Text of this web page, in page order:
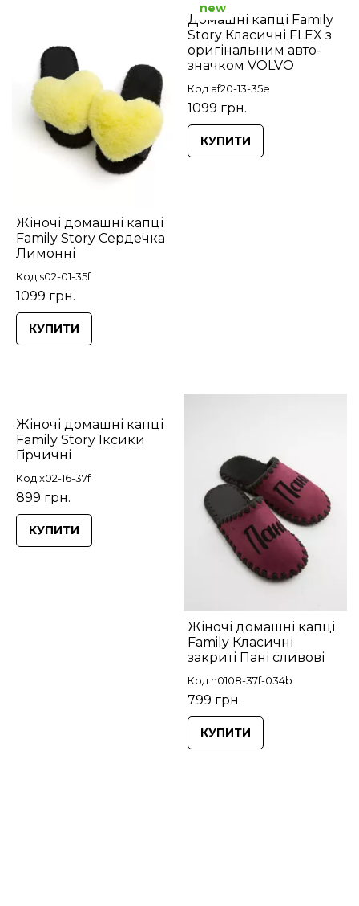
Жіночі домашні капці
Family Story Сердечка
Лимонні
Код s02-01-35f
1099 грн.
КУПИТИ
Домашні капці Family
Story Класичні FLEX з
оригінальним авто-
значком VOLVO
Код af20-13-35e
1099 грн.
new
КУПИТИ
Жіночі домашні капці
Family Story Іксики
Гірчичні
Код x02-16-37f
899 грн.
КУПИТИ
Жіночі домашні капці
Family Класичні
закриті Пані сливові
Код n0108-37f-034b
799 грн.
КУПИТИ